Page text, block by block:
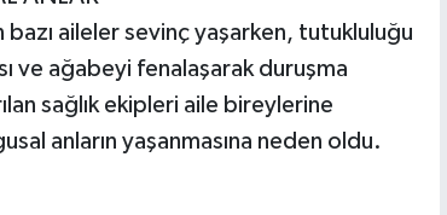
bazı aileler sevinç yaşarken, tutukluluğu
ve ağabeyi fenalaşarak duruşma
sağlık ekipleri aile bireylerine
anların yaşanmasına neden oldu.